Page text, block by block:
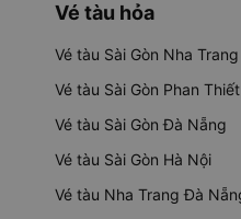
Vé tàu hỏa
Vé tàu Sài Gòn Nha Trang
Vé tàu Sài Gòn Phan Thiết
Vé tàu Sài Gòn Đà Nẵng
Vé tàu Sài Gòn Hà Nội
Vé tàu Nha Trang Đà